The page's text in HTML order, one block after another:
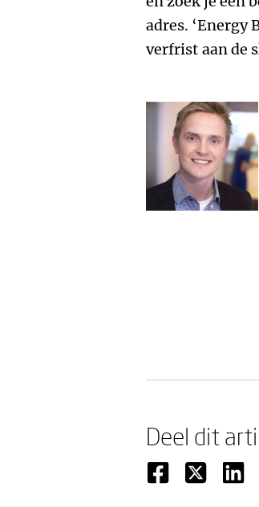
adres. ‘Energy
verfrist aan de
Deel dit